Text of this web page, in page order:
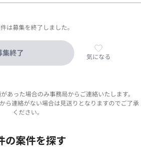
は募集を終了しました。
集終了 気になる
あった場合のみ事務局からご連絡いたします。
ら連絡がない場合は見送りとなりますのでご了承
ください。
の案件を探す